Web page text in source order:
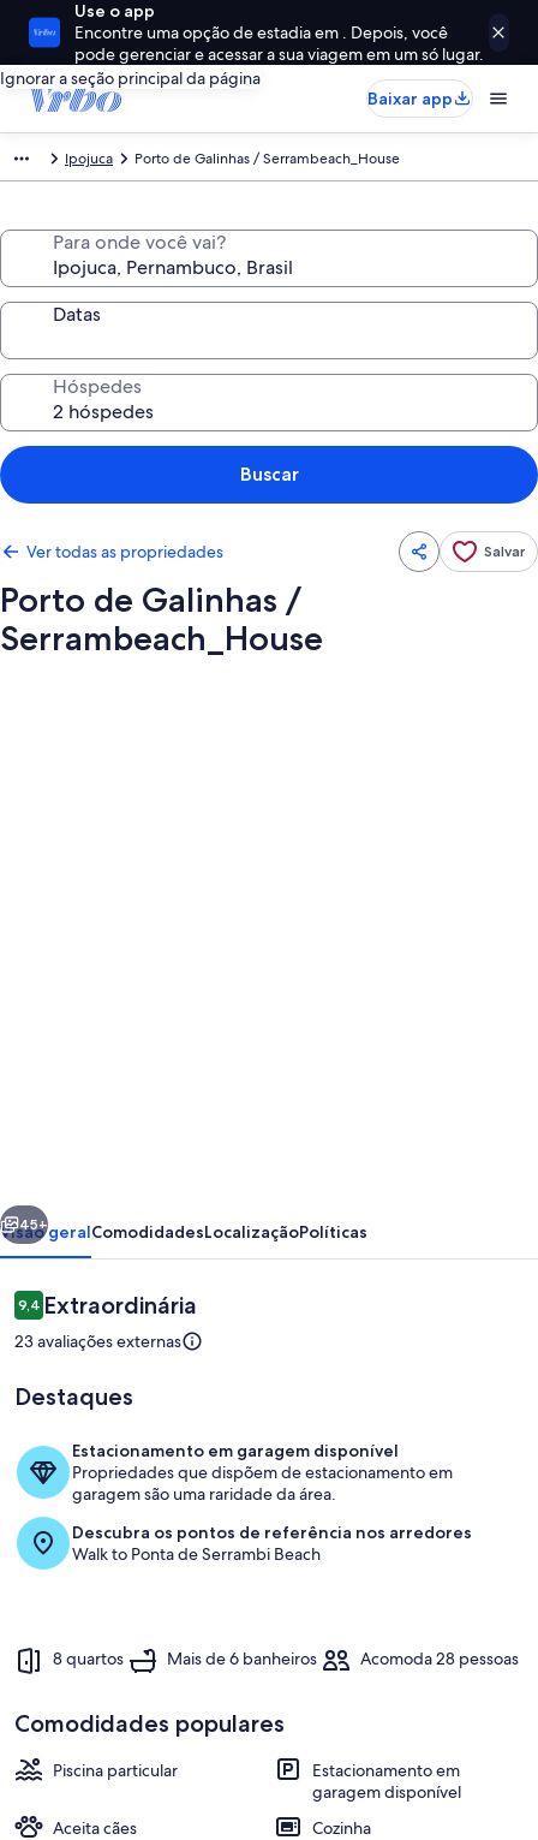
Use o app
Encontre uma opção de estadia em . Depois, você
pode gerenciar e acessar a sua viagem em um só lugar.
Ignorar a seção principal da página
Baixar app
Ipojuca Porto de Galinhas / Serrambeach_House
Para onde você vai?
Datas
Hóspedes
Buscar
Ver todas as propriedades Salvar
Porto de Galinhas /
Serrambeach_House
Serrambeach_House
Terraço/pátio
Próximo
45+
Visão geralComodidadesLocalizaçãoPolíticas
Avaliações
9,49,4 de 10
Extraordinária
23 avaliações externas
Destaques
Estacionamento em garagem disponível
Propriedades que dispõem de estacionamento em
garagem são uma raridade da área.
Descubra os pontos de referência nos arredores
Walk to Ponta de Serrambi Beach
8 quartos Mais de 6 banheiros Acomoda 28 pessoas
Comodidades populares
Piscina particular
Estacionamento em
garagem disponível
Aceita cães
Cozinha